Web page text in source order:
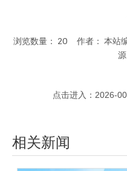
浏览数量： 20 作者： 本站
源
点击进入： 2026-
相关新闻